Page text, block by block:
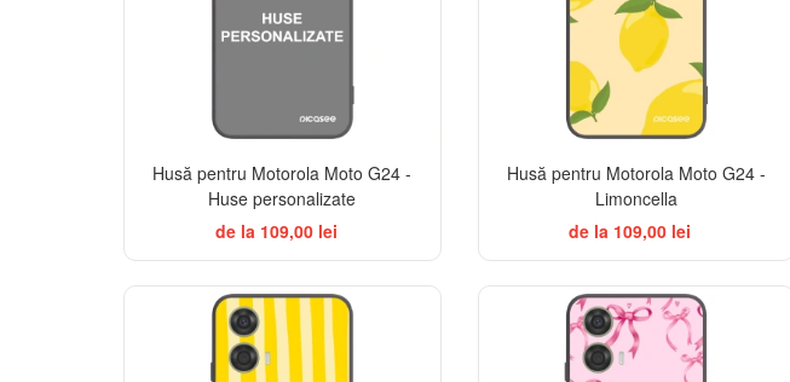
Husă pentru Motorola Moto G24 -
Huse personalizate
de la 109,00 lei
Husă pentru Motorola Moto G24 -
Limoncella
de la 109,00 lei
BESTSELLER